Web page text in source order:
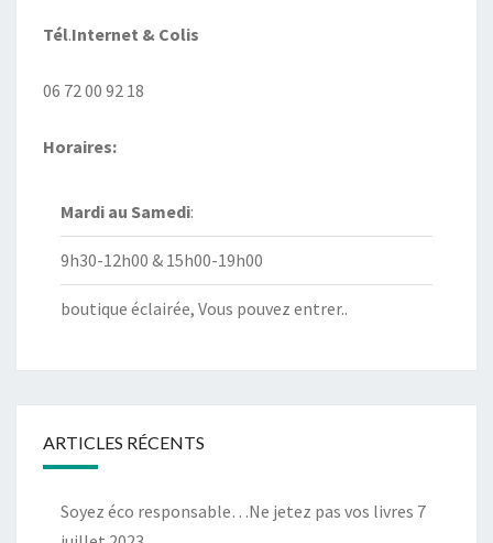
Tél.Internet & Colis
06 72 00 92 18
Horaires:
Mardi au Samedi:
9h30-12h00 & 15h00-19h00
boutique éclairée, Vous pouvez entrer..
ARTICLES RÉCENTS
Soyez éco responsable…Ne jetez pas vos livres 7